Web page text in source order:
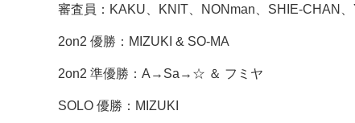
審査員：KAKU、KNIT、NONman、SHIE-CHAN
2on2 優勝：MIZUKI & SO-MA
2on2 準優勝：A→Sa→☆ ＆ フミヤ
SOLO 優勝：MIZUKI